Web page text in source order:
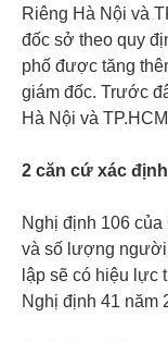
Riêng Hà Nội và
đốc sở theo quy
phố được tăng
giám đốc. Trước
Hà Nội và
2 căn cứ xác
Nghị định 106
và số lượng người
lập sẽ có hiệu lực
Nghị định 41 năm